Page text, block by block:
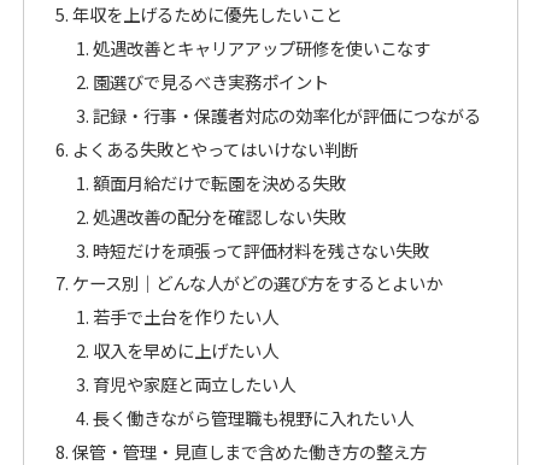
年収を上げるために優先したいこと
処遇改善とキャリアアップ研修を使いこなす
園選びで見るべき実務ポイント
記録・行事・保護者対応の効率化が評価につながる
よくある失敗とやってはいけない判断
額面月給だけで転園を決める失敗
処遇改善の配分を確認しない失敗
時短だけを頑張って評価材料を残さない失敗
ケース別｜どんな人がどの選び方をするとよいか
若手で土台を作りたい人
収入を早めに上げたい人
育児や家庭と両立したい人
長く働きながら管理職も視野に入れたい人
保管・管理・見直しまで含めた働き方の整え方